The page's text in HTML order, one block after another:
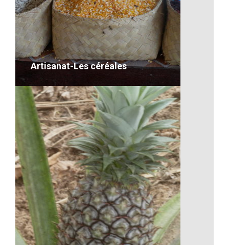
desc
VOIR LE DÉTAIL
Artisanat-Les céréales
Artisanat-Les céréales